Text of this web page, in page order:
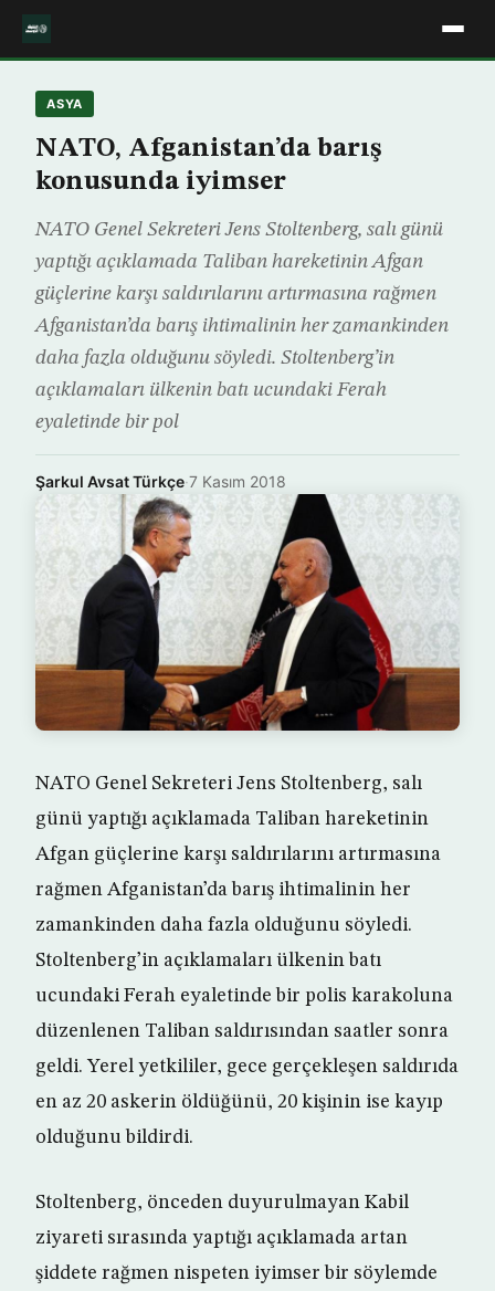
ASYA
NATO, Afganistan’da barış
konusunda iyimser
NATO Genel Sekreteri Jens Stoltenberg, salı günü
yaptığı açıklamada Taliban hareketinin Afgan
güçlerine karşı saldırılarını artırmasına rağmen
Afganistan’da barış ihtimalinin her zamankinden
daha fazla olduğunu söyledi. Stoltenberg’in
açıklamaları ülkenin batı ucundaki Ferah
eyaletinde bir pol
Şarkul Avsat Türkçe·7 Kasım 2018
NATO Genel Sekreteri Jens Stoltenberg, salı
günü yaptığı açıklamada Taliban hareketinin
Afgan güçlerine karşı saldırılarını artırmasına
rağmen Afganistan’da barış ihtimalinin her
zamankinden daha fazla olduğunu söyledi.
Stoltenberg’in açıklamaları ülkenin batı
ucundaki Ferah eyaletinde bir polis karakoluna
düzenlenen Taliban saldırısından saatler sonra
geldi. Yerel yetkililer, gece gerçekleşen saldırıda
en az 20 askerin öldüğünü, 20 kişinin ise kayıp
olduğunu bildirdi.
Stoltenberg, önceden duyurulmayan Kabil
ziyareti sırasında yaptığı açıklamada artan
şiddete rağmen nispeten iyimser bir söylemde